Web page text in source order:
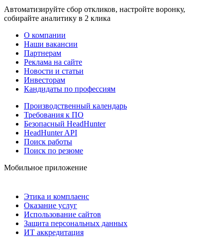
Автоматизируйте сбор откликов, настройте воронку,
собирайте аналитику в 2 клика
О компании
Наши вакансии
Партнерам
Реклама на сайте
Новости и статьи
Инвесторам
Кандидаты по профессиям
Производственный календарь
Требования к ПО
Безопасный HeadHunter
HeadHunter API
Поиск работы
Поиск по резюме
Мобильное приложение
Этика и комплаенс
Оказание услуг
Использование сайтов
Защита персональных данных
ИТ аккредитация